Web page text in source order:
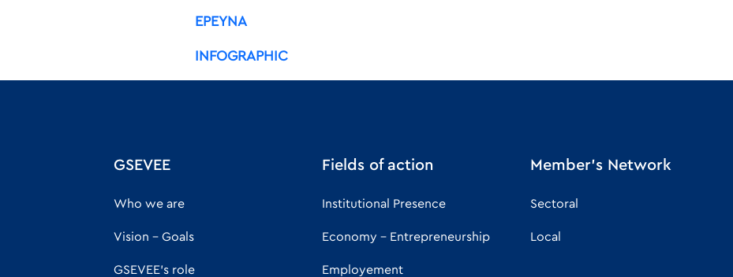
ΕΡΕΥΝΑ
INFOGRAPHIC
GSEVEE
Who we are
Vision - Goals
GSEVEE's role
Fields of action
Institutional Presence
Economy - Entrepreneurship
Employement
Member's Network
Sectoral
Local